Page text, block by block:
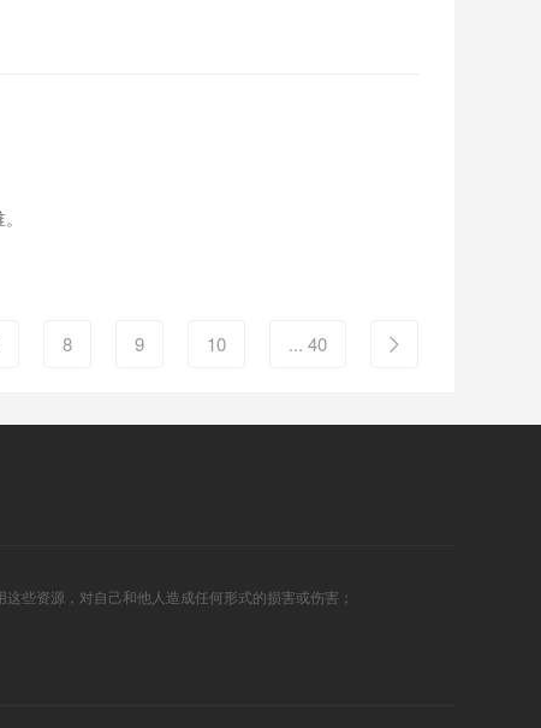
8 9 10 ... 40
些资源，对自己和他人造成任何形式的损害或伤害；